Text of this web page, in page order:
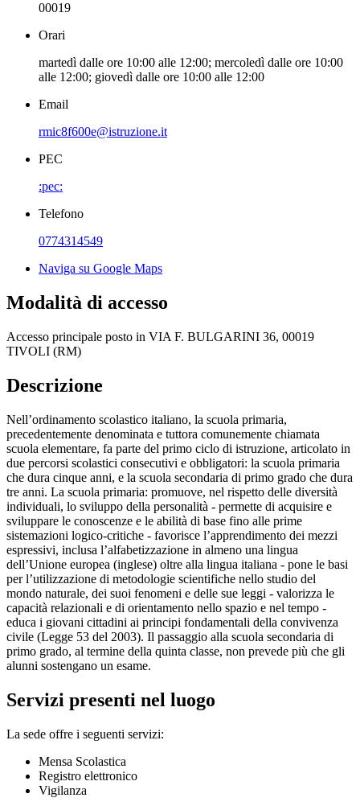
00019
Orari
martedì dalle ore 10:00 alle 12:00; mercoledì dalle ore 10:00
alle 12:00; giovedì dalle ore 10:00 alle 12:00
Email
rmic8f600e@istruzione.it
PEC
:pec:
Telefono
0774314549
Naviga su Google Maps
Modalità di accesso
Accesso principale posto in VIA F. BULGARINI 36, 00019
TIVOLI (RM)
Descrizione
Nell’ordinamento scolastico italiano, la scuola primaria,
precedentemente denominata e tuttora comunemente chiamata
scuola elementare, fa parte del primo ciclo di istruzione, articolato in
due percorsi scolastici consecutivi e obbligatori: la scuola primaria
che dura cinque anni, e la scuola secondaria di primo grado che dura
tre anni. La scuola primaria: promuove, nel rispetto delle diversità
individuali, lo sviluppo della personalità - permette di acquisire e
sviluppare le conoscenze e le abilità di base fino alle prime
sistemazioni logico-critiche - favorisce l’apprendimento dei mezzi
espressivi, inclusa l’alfabetizzazione in almeno una lingua
dell’Unione europea (inglese) oltre alla lingua italiana - pone le basi
per l’utilizzazione di metodologie scientifiche nello studio del
mondo naturale, dei suoi fenomeni e delle sue leggi - valorizza le
capacità relazionali e di orientamento nello spazio e nel tempo -
educa i giovani cittadini ai principi fondamentali della convivenza
civile (Legge 53 del 2003). Il passaggio alla scuola secondaria di
primo grado, al termine della quinta classe, non prevede più che gli
alunni sostengano un esame.
Servizi presenti nel luogo
La sede offre i seguenti servizi:
Mensa Scolastica
Registro elettronico
Vigilanza